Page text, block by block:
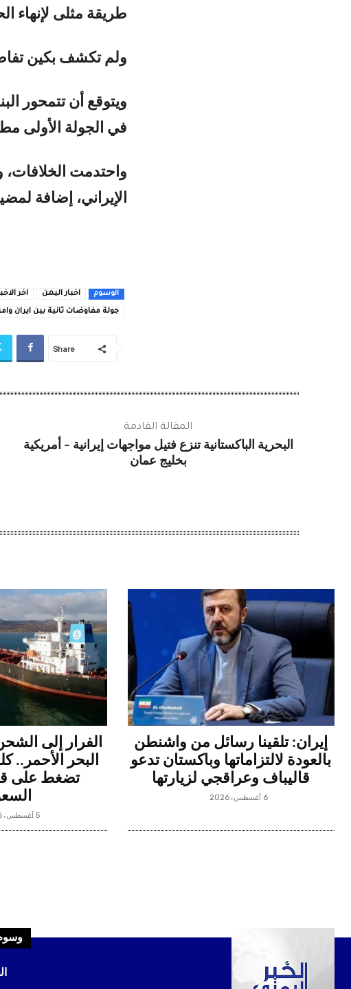
طريقة مثلى
ولم تكشف بكين
ويتوقع أن تتمحور
في الجولة الأولى
واحتدمت الخلافات،
الإيراني، إضافة
الوسوم اخبار اليمن اخر
جولة مفاوضات ثانية بين ايران
Share
المقالة القادمة
البحرية الباكستانية تنزع فتيل مواجهات إيرانية – أمريكية
بخليج عمان
إيران: تلقينا رسائل من واشنطن
بالعودة لالتزاماتها وباكستان تدعو
قاليباف وعراقجي لزيارتها
6 أغسطس، 2026
الفرار إلى
البحر الأحمر..
تضغط على
5 أغسطس، 2026